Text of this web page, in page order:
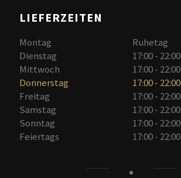
LIEFERZEITEN
Montag
Ruhetag
Dienstag
17:00 - 22:00
Mittwoch
17:00 - 22:00
Donnerstag
17:00 - 22:00
Freitag
17:00 - 22:00
Samstag
17:00 - 22:00
Sonntag
17:00 - 22:00
Feiertags
17:00 - 22:00